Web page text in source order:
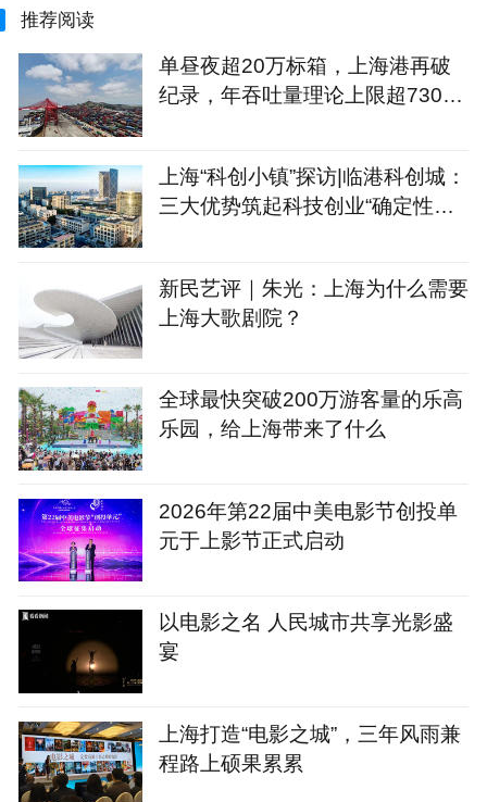
推荐阅读
单昼夜超20万标箱，上海港再破
纪录，年吞吐量理论上限超7300
上海“科创小镇”探访|临港科创城：
三大优势筑起科技创业“确定性公
新民艺评｜朱光：上海为什么需要
上海大歌剧院？
全球最快突破200万游客量的乐高
乐园，给上海带来了什么
2026年第22届中美电影节创投单
元于上影节正式启动
以电影之名 人民城市共享光影盛
宴
上海打造“电影之城”，三年风雨兼
程路上硕果累累